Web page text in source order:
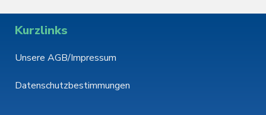
Kurzlinks
Unsere AGB/Impressum
Datenschutzbestimmungen